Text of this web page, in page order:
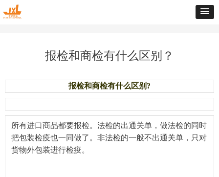
报检和商检有什么区别？
报检和商检有什么区别?
所有进口商品都要报检。法检的出通关单，做法检的同时
把包装检疫也一同做了。非法检的一般不出通关单，只对
货物外包装进行检疫。